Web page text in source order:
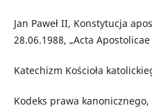
Jan Paweł II, Konstytucja
28.06.1988, „Acta
Katechizm Kościoła
Kodeks prawa